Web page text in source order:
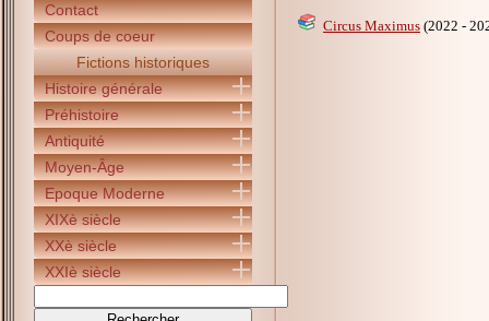
Contact
Coups de coeur
Fictions historiques
Histoire générale
Préhistoire
Antiquité
Moyen-Âge
Epoque Moderne
XIXè siècle
XXè siècle
XXIè siècle
Circus Maximus (2022 -